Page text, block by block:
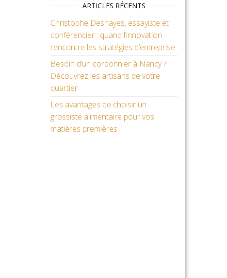
ARTICLES RÉCENTS
Christophe Deshayes, essayiste et
conférencier : quand l’innovation
rencontre les stratégies d’entreprise
Besoin d’un cordonnier à Nancy ?
Découvrez les artisans de votre
quartier
Les avantages de choisir un
grossiste alimentaire pour vos
matières premières